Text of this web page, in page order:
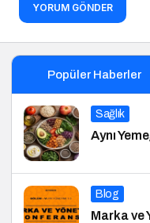
YORUM GÖNDER
Popüler Haberler
Sağlık
Aynı
Blog
Marka ve